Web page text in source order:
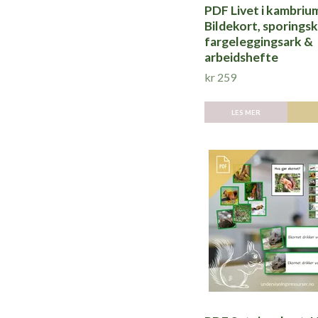
PDF Livet i
Bildekort,
fargeleggingsark &
arbeidshefte
kr 259
LES MER